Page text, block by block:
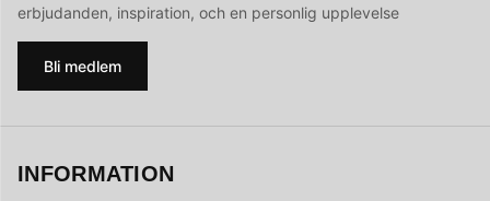
erbjudanden, inspiration, och en personlig upplevelse
Bli medlem
INFORMATION